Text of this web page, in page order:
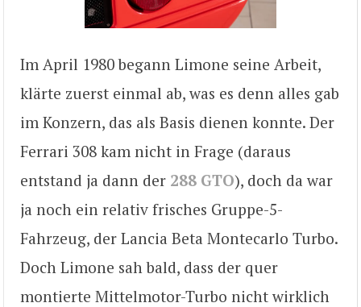
Im April 1980 begann Limone seine Arbeit,
klärte zuerst einmal ab, was es denn alles gab
im Konzern, das als Basis dienen konnte. Der
Ferrari 308 kam nicht in Frage (daraus
entstand ja dann der 288 GTO), doch da war
ja noch ein relativ frisches Gruppe-5-
Fahrzeug, der Lancia Beta Montecarlo Turbo.
Doch Limone sah bald, dass der quer
montierte Mittelmotor-Turbo nicht wirklich